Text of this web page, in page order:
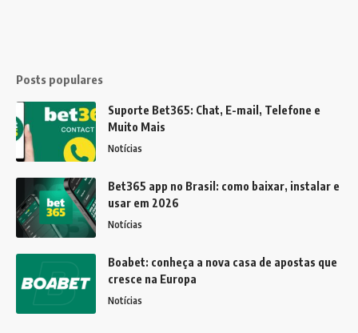
Posts populares
Suporte Bet365: Chat, E-mail, Telefone e
Muito Mais
Notícias
Bet365 app no Brasil: como baixar, instalar e
usar em 2026
Notícias
Boabet: conheça a nova casa de apostas que
cresce na Europa
Notícias